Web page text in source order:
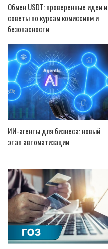
Обмен USDT: проверенные идеи и
советы по курсам комиссиям и
безопасности
ИИ-агенты для бизнеса: новый
этап автоматизации